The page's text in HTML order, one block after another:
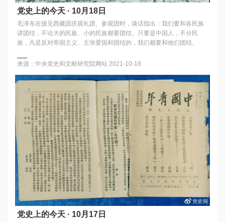
党史上的今天 · 10月18日
毛泽东在接见西藏国庆观礼团、参观团时，谈话指出：我们要和各民族
讲团结，不论大的民族、小的民族都要团结。只要是中国人，不分民
族，凡是反对帝国主义、主张爱国和团结的，我们都要和他们团结。
来源：中央党史和文献研究院网站 2021-10-18
党史上的今天 · 10月17日